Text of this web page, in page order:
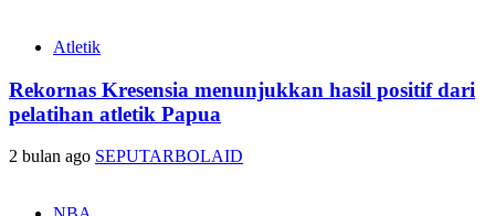
Atletik
Rekornas Kresensia menunjukkan hasil positif dari
pelatihan atletik Papua
2 bulan ago SEPUTARBOLAID